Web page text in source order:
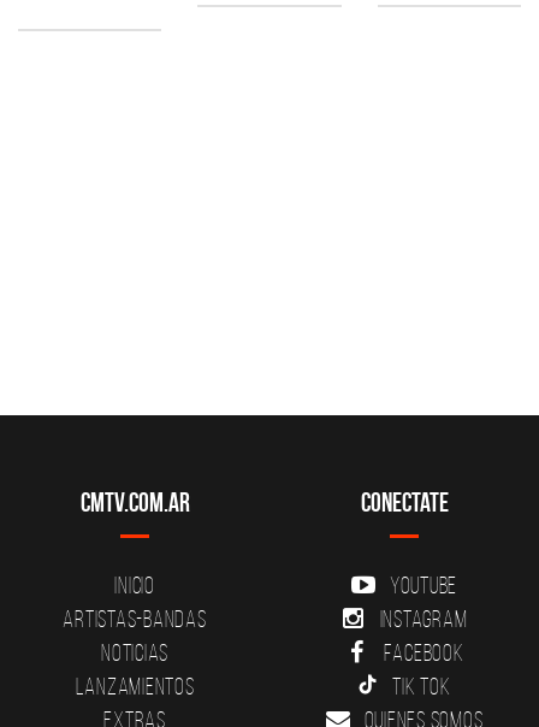
CMTV.com.ar
Inicio
Artistas-Bandas
Noticias
Lanzamientos
Extras
Conectate
YouTube
Instagram
Facebook
Tik Tok
Quienes somos